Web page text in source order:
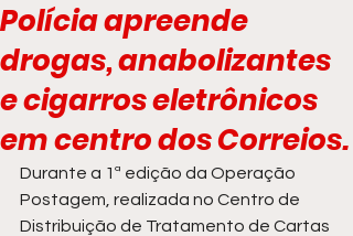
Polícia apreende
drogas, anabolizantes
e cigarros eletrônicos
em centro dos Correios.
Durante a 1ª edição da Operação
Postagem, realizada no Centro de
Distribuição de Tratamento de Cartas